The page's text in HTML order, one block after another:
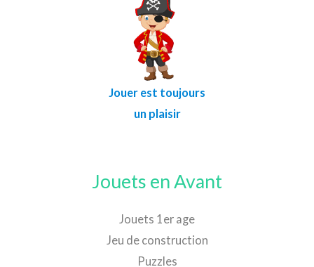
Jouer est toujours
un plaisir
Jouets en Avant
Jouets 1er age
Jeu de construction
Puzzles